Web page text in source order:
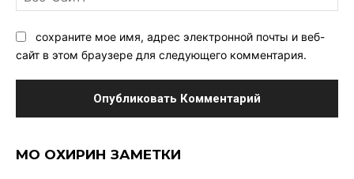
сохраните мое имя, адрес электронной почты и веб-
сайт в этом браузере для следующего комментария.
МО ОХИРИН ЗАМЕТКИ